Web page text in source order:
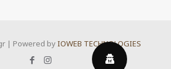
| Powered byIOWEB TECHNOLOGIES